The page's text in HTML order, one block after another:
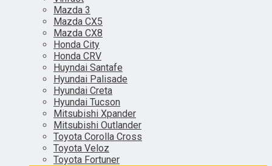
Mazda 3
Mazda CX5
Mazda CX8
Honda City
Honda CRV
Huyndai Santafe
Hyundai Palisade
Hyundai Creta
Hyundai Tucson
Mitsubishi Xpander
Mitsubishi Outlander
Toyota Corolla Cross
Toyota Veloz
Toyota Fortuner